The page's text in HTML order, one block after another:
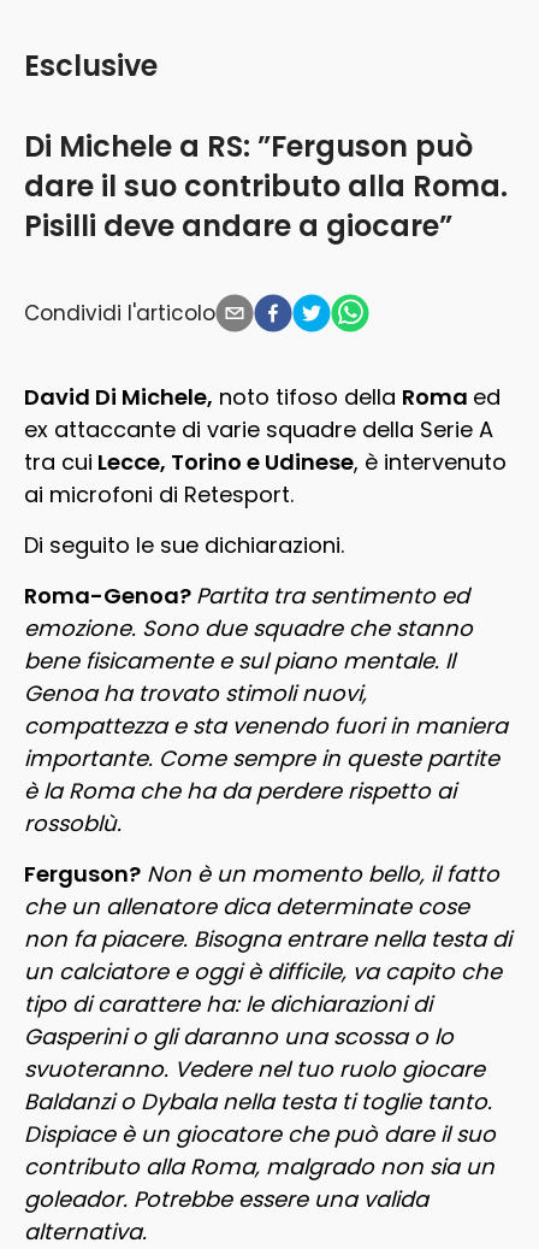
Di Michele a RS: ”Ferguson può
dare il suo contributo alla Roma.
Pisilli deve andare a giocare”
Esclusive
Condividi l'articolo
David Di Michele, noto tifoso della Roma ed
ex attaccante di varie squadre della Serie A
tra cui Lecce, Torino e Udinese, è intervenuto
ai microfoni di Retesport.
Di seguito le sue dichiarazioni.
Roma-Genoa? Partita tra sentimento ed
emozione. Sono due squadre che stanno
bene fisicamente e sul piano mentale. Il
Genoa ha trovato stimoli nuovi,
compattezza e sta venendo fuori in maniera
importante. Come sempre in queste partite
è la Roma che ha da perdere rispetto ai
rossoblù.
Ferguson? Non è un momento bello, il fatto
che un allenatore dica determinate cose
non fa piacere. Bisogna entrare nella testa di
un calciatore e oggi è difficile, va capito che
tipo di carattere ha: le dichiarazioni di
Gasperini o gli daranno una scossa o lo
svuoteranno. Vedere nel tuo ruolo giocare
Baldanzi o Dybala nella testa ti toglie tanto.
Dispiace è un giocatore che può dare il suo
contributo alla Roma, malgrado non sia un
goleador. Potrebbe essere una valida
alternativa.